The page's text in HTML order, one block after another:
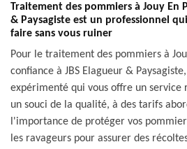
Traitement des pommiers à Jouy En
& Paysagiste est un professionnel
faire sans vous ruiner
Pour le traitement des pommiers à
confiance à JBS Elagueur &
expérimenté qui vous offre un
un souci de la qualité, à des tarifs
l'importance de protéger vos
les ravageurs pour assurer des